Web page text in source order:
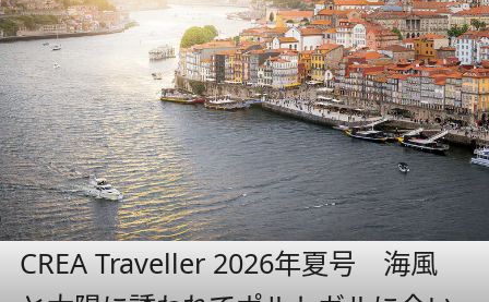
CREA Traveller 2026年夏号 海風